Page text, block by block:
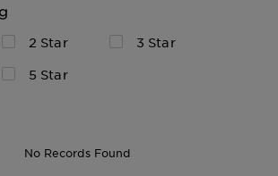
2 Star
3 Star
5 Star
No Records Found